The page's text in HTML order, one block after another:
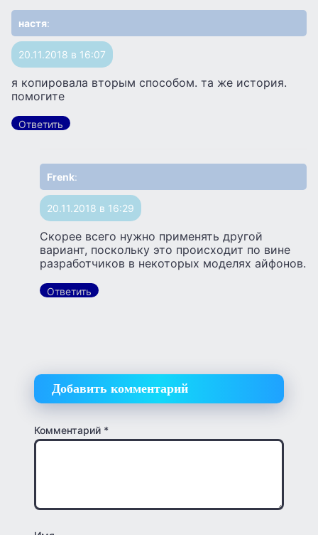
настя:
20.11.2018 в 16:07
я копировала вторым способом. та же история.
помогите
Ответить
Frenk:
20.11.2018 в 16:29
Скорее всего нужно применять другой
вариант, поскольку это происходит по вине
разработчиков в некоторых моделях айфонов.
Ответить
Добавить комментарий
Комментарий *